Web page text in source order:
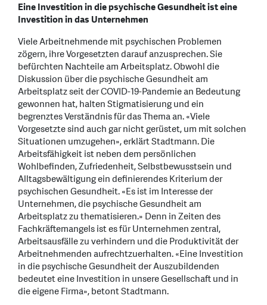
Eine Investition in die psychische Gesundheit ist eine
Investition in das Unternehmen
Viele Arbeitnehmende mit psychischen Problemen
zögern, ihre Vorgesetzten darauf anzusprechen. Sie
befürchten Nachteile am Arbeitsplatz. Obwohl die
Diskussion über die psychische Gesundheit am
Arbeitsplatz seit der COVID-19-Pandemie an Bedeutung
gewonnen hat, halten Stigmatisierung und ein
begrenztes Verständnis für das Thema an. «Viele
Vorgesetzte sind auch gar nicht gerüstet, um mit solchen
Situationen umzugehen», erklärt Stadtmann. Die
Arbeitsfähigkeit ist neben dem persönlichen
Wohlbefinden, Zufriedenheit, Selbstbewusstsein und
Alltagsbewältigung ein definierendes Kriterium der
psychischen Gesundheit. «Es ist im Interesse der
Unternehmen, die psychische Gesundheit am
Arbeitsplatz zu thematisieren.» Denn in Zeiten des
Fachkräftemangels ist es für Unternehmen zentral,
Arbeitsausfälle zu verhindern und die Produktivität der
Arbeitnehmenden aufrechtzuerhalten. «Eine Investition
in die psychische Gesundheit der Auszubildenden
bedeutet eine Investition in unsere Gesellschaft und in
die eigene Firma», betont Stadtmann.